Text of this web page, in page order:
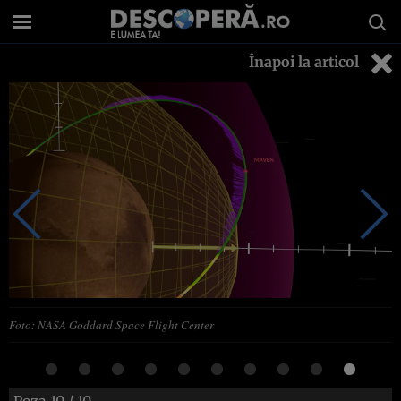
Înapoi la articol
Foto: NASA Goddard Space Flight Center